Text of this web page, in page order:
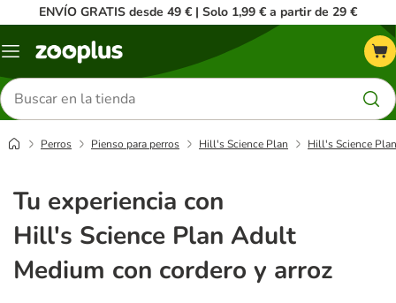
ENVÍO GRATIS desde 49 € | Solo 1,99 € a partir de 29 €
Menú
Buscar
productos
Perros Pienso para perros Hill's Science Plan Hill's Science
Tu experiencia con
Hill's Science Plan Adult
Medium con cordero y arroz